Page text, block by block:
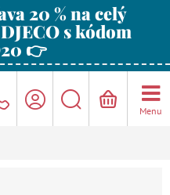
20 % na celý
s kódom
👉
Menu